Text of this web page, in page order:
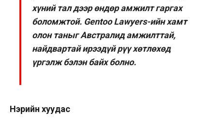
хүний тал дээр өндөр амжилт гаргах
боломжтой. Gentoo Lawyers-ийн хамт
олон таныг Австралид амжилттай,
найдвартай ирээдүй рүү хөтлөхөд
үргэлж бэлэн байх болно.
Нэрийн хуудас